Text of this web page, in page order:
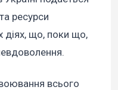
ресурси
діях, що, поки що,
всього